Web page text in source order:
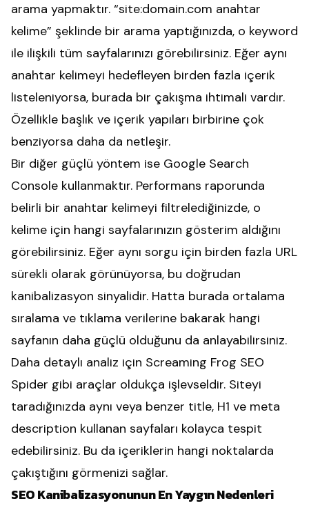
arama yapmaktır. “site:domain.com anahtar
kelime” şeklinde bir arama yaptığınızda, o keyword
ile ilişkili tüm sayfalarınızı görebilirsiniz. Eğer aynı
anahtar kelimeyi hedefleyen birden fazla içerik
listeleniyorsa, burada bir çakışma ihtimali vardır.
Özellikle başlık ve içerik yapıları birbirine çok
benziyorsa daha da netleşir.
Bir diğer güçlü yöntem ise Google Search
Console kullanmaktır. Performans raporunda
belirli bir anahtar kelimeyi filtrelediğinizde, o
kelime için hangi sayfalarınızın gösterim aldığını
görebilirsiniz. Eğer aynı sorgu için birden fazla URL
sürekli olarak görünüyorsa, bu doğrudan
kanibalizasyon sinyalidir. Hatta burada ortalama
sıralama ve tıklama verilerine bakarak hangi
sayfanın daha güçlü olduğunu da anlayabilirsiniz.
Daha detaylı analiz için Screaming Frog SEO
Spider gibi araçlar oldukça işlevseldir. Siteyi
taradığınızda aynı veya benzer title, H1 ve meta
description kullanan sayfaları kolayca tespit
edebilirsiniz. Bu da içeriklerin hangi noktalarda
çakıştığını görmenizi sağlar.
SEO Kanibalizasyonunun En Yaygın Nedenleri